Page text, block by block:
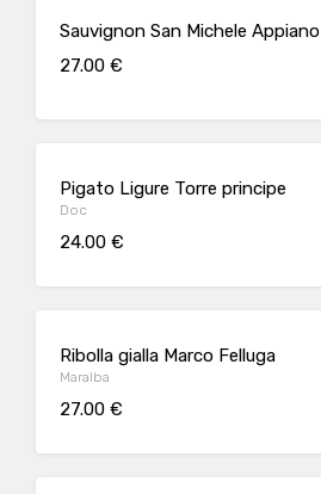
Sauvignon San Michele Appiano
27.00 €
Pigato Ligure Torre principe
Doc
24.00 €
Ribolla gialla Marco Felluga
Maralba
27.00 €